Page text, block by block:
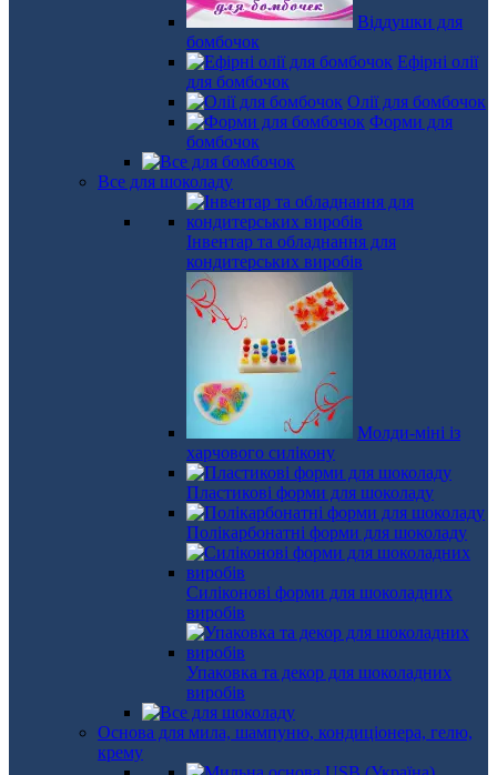
Віддушки для
бомбочок
Ефірні олії
для бомбочок
Олії для бомбочок
Форми для
бомбочок
Все для шоколаду
Інвентар та обладнання для
кондитерських виробів
Молди-міні із
харчового силікону
Пластикові форми для шоколаду
Полікарбонатні форми для шоколаду
Силіконові форми для шоколадних
виробів
Упаковка та декор для шоколадних
виробів
Основа для мила, шампуню, кондиціонера, гелю,
крему